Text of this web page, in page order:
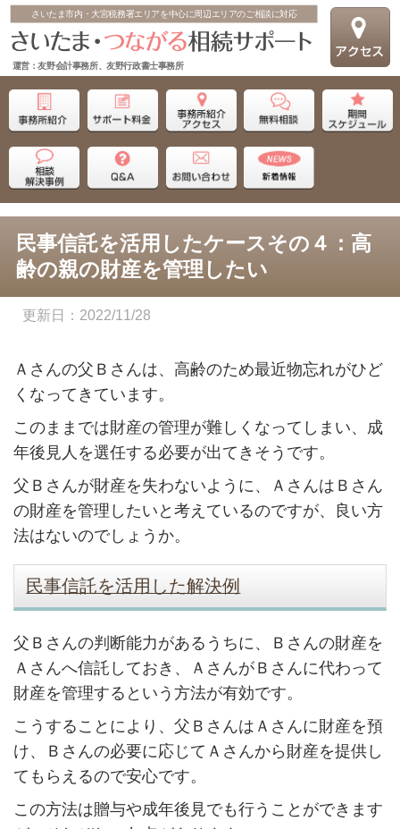
さいたま市内・大宮税務署エリアを中心に周辺エリアのご相談に対応
運営：友野会計事務所、友野行政書士事務所
民事信託を活用したケースその４：高
齢の親の財産を管理したい
2022/11/28
Ａさんの父Ｂさんは、高齢のため最近物忘れがひど
くなってきています。
このままでは財産の管理が難しくなってしまい、成
年後見人を選任する必要が出てきそうです。
父Ｂさんが財産を失わないように、ＡさんはＢさん
の財産を管理したいと考えているのですが、良い方
法はないのでしょうか。
民事信託を活用した解決例
父Ｂさんの判断能力があるうちに、Ｂさんの財産を
Ａさんへ信託しておき、ＡさんがＢさんに代わって
財産を管理するという方法が有効です。
こうすることにより、父ＢさんはＡさんに財産を預
け、Ｂさんの必要に応じてＡさんから財産を提供し
てもらえるので安心です。
この方法は贈与や成年後見でも行うことができます